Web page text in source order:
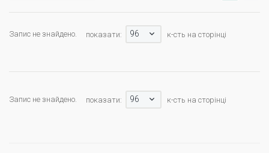
Запис не знайдено. показати: 96 к-сть на сторінці
Запис не знайдено. показати: 96 к-сть на сторінці